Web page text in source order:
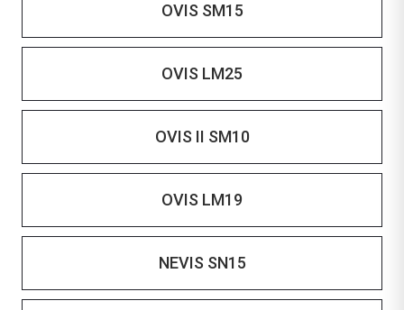
OVIS SM15
OVIS LM25
OVIS II SM10
OVIS LM19
NEVIS SN15